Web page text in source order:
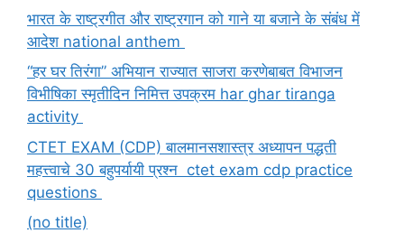
भारत के राष्ट्रगीत और राष्ट्रगान को गाने या बजाने के संबंध में
आदेश national anthem
“हर घर तिरंगा” अभियान राज्यात साजरा करणेबाबत विभाजन
विभीषिका स्मृतीदिन निमित्त उपक्रम har ghar tiranga
activity
CTET EXAM (CDP) बालमानसशास्त्र अध्यापन पद्धती
महत्त्वाचे 30 बहुपर्यायी प्रश्न ctet exam cdp practice
questions
(no title)